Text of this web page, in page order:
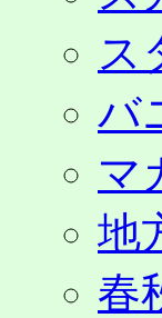
ス
バ
マ
地
春